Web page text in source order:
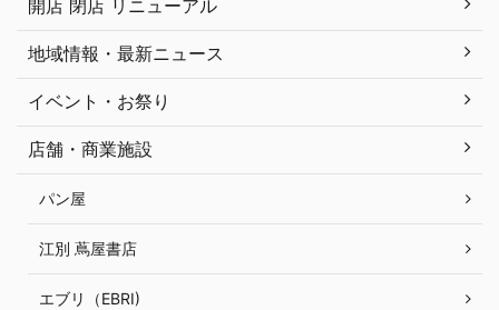
開店 閉店 リニューアル
地域情報・最新ニュース
イベント・お祭り
店舗・商業施設
パン屋
江別 蔦屋書店
エブリ（EBRI)